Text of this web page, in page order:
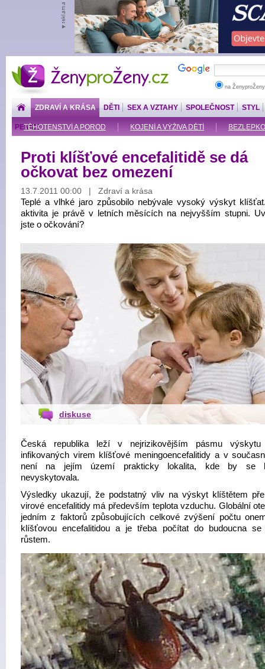
ŽenyproŽeny.cz
na
ZDRAVÍ A KRÁSA
TĚHOTENSTVÍ A POROD KOJENÍ A VÝŽIVA DĚTÍ
DĚTI SEX A VZTAHY SPOLEČNOST STYL
PENÍZE
Proti klíšťové encefalitidě se dá
očkovat bez omezení
13.7.2011 00:00 | Zdraví a krása
Teplé a vlhké jaro způsobilo nebývale vysoký výskyt
aktivita je právě v letních měsících na nejvyšším stupni.
jste o očkování?
diskuse
Česká republika leží v nejrizikovějším pásmu
infikovaných virem klíšťové meningoencefalitidy a v
není na jejím území prakticky lokalita, kde by se
nevyskytovala.
Výsledky ukazují, že podstatný vliv na výskyt klíštětem
virové encefalitidy má především teplota vzduchu. Globální
jedním z faktorů způsobujících celkové zvýšení počtu
klíšťovou encefalitidou a je třeba počítat do budoucna se
růstem.